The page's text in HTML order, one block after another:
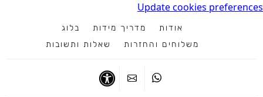
Update cookies preferences
אודות מדריך מידות
בלוג
משלוחים והחזרות
שאלות ותשובות
ווטסאפ צרו קשר